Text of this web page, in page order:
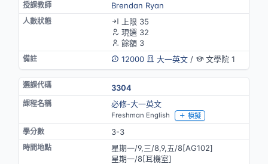
Brendan Ryan
上限 35
現選 32
餘額 3
12000
大一英文/ 文學院 1
3304
必修-大一英文
Freshman English 模擬
3-3
星期一/9,三/8,9,五/8[AG102]
星期一/8[耳機室]